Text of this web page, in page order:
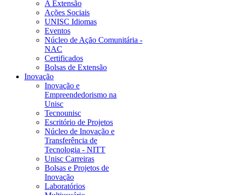
A Extensão
Ações Sociais
UNISC Idiomas
Eventos
Núcleo de Ação Comunitária -
NAC
Certificados
Bolsas de Extensão
Inovação
Inovação e
Empreendedorismo na
Unisc
Tecnounisc
Escritório de Projetos
Núcleo de Inovação e
Transferência de
Tecnologia - NITT
Unisc Carreiras
Bolsas e Projetos de
Inovação
Laboratórios